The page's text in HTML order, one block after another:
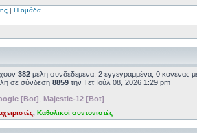
| Η ομάδα
382 μέλη συνδεδεμένα: 2 εγγεγραμμένα, 0 κανένας
σε σύνδεση 8859 την Τετ Ιούλ 08, 2026 1:29 pm
[Bot] Majestic-12 [Bot]
Καθολικοί συντονιστές